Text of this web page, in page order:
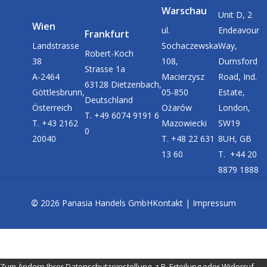
Wien
Landstrasse
38
A-2464
Göttlesbrunn,
Österreich
T. +43 2162
20040
Frankfurt
Robert-Koch
Strasse 1a
63128 Dietzenbach,
Deutschland
T. +49 6074 9191 6
0
Warschau
ul.
Sochaczewska
108,
Macierzysz
05-850
Ożarów
Mazowiecki
T. +48 22 631
13 60
Unit D, 2
Endeavour
Way,
Durnsford
Road, Ind.
Estate,
London,
SW19
8UH, GB
T. +44 20
8879 1888
© 2026 Panasia Handels GmbHKontakt| Impressum